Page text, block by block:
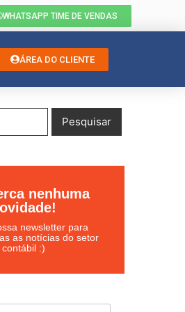
WHATSAPP TIME DE VENDAS
ÁREA DO CLIENTE
nenhuma
newsletter para
as notícias do setor
contábil :)